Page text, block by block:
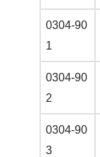
0304-90
1
0304-90
2
0304-90
3